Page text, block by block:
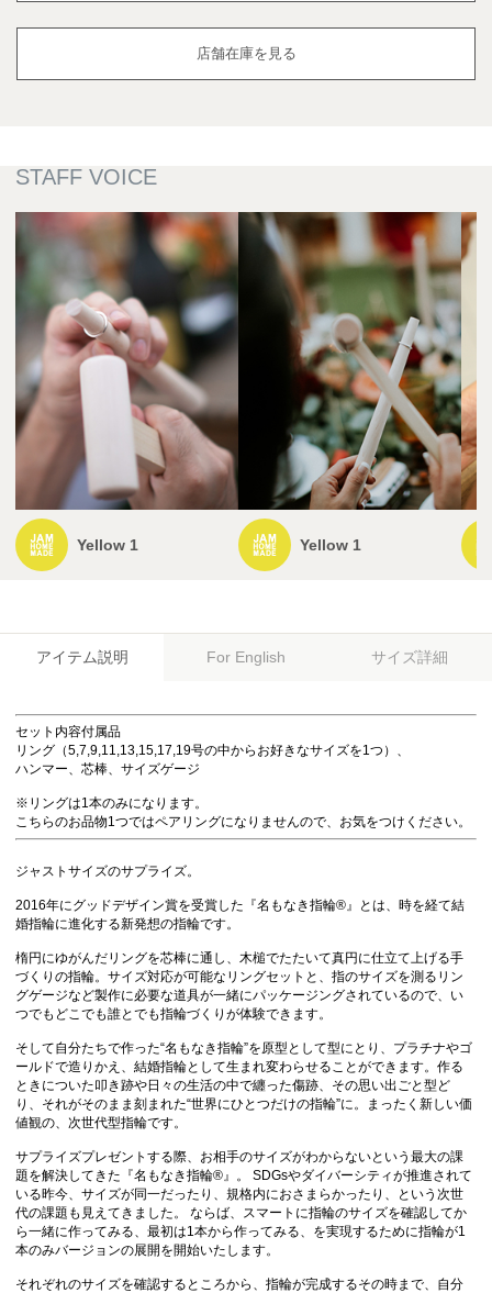
店舗在庫を見る
Yellow 1 Yellow 1
アイテム説明 For English サイズ詳細
セット内容付属品
リング（5,7,9,11,13,15,17,19号の中からお好きなサイズを1つ）、
ハンマー、芯棒、サイズゲージ
※リングは1本のみになります。
こちらのお品物1つではペアリングになりませんので、お気をつけください。
ジャストサイズのサプライズ。
2016年にグッドデザイン賞を受賞した『名もなき指輪®』とは、時を経て結
婚指輪に進化する新発想の指輪です。
楕円にゆがんだリングを芯棒に通し、木槌でたたいて真円に仕立て上げる手
づくりの指輪。サイズ対応が可能なリングセットと、指のサイズを測るリン
グゲージなど製作に必要な道具が一緒にパッケージングされているので、い
つでもどこでも誰とでも指輪づくりが体験できます。
そして自分たちで作った“名もなき指輪”を原型として型にとり、プラチナやゴ
ールドで造りかえ、結婚指輪として生まれ変わらせることができます。作る
ときについた叩き跡や日々の生活の中で纏った傷跡、その思い出ごと型ど
り、それがそのまま刻まれた“世界にひとつだけの指輪”に。まったく新しい価
値観の、次世代型指輪です。
サプライズプレゼントする際、お相手のサイズがわからないという最大の課
題を解決してきた『名もなき指輪®』。 SDGsやダイバーシティが推進されて
いる昨今、サイズが同一だったり、規格内におさまらかったり、という次世
代の課題も見えてきました。 ならば、スマートに指輪のサイズを確認してか
ら一緒に作ってみる、最初は1本から作ってみる、を実現するために指輪が1
本のみバージョンの展開を開始いたします。
それぞれのサイズを確認するところから、指輪が完成するその時まで、自分